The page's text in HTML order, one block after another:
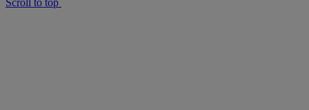
Scroll to top